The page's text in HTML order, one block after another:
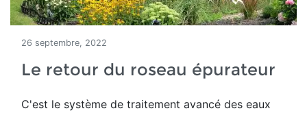
26 septembre, 2022
Le retour du roseau épurateur
C'est le système de traitement avancé des eaux